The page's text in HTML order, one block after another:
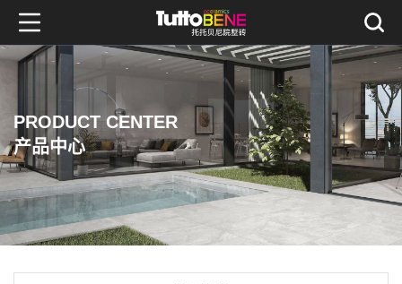
PRODUCT CENTER
产品中心